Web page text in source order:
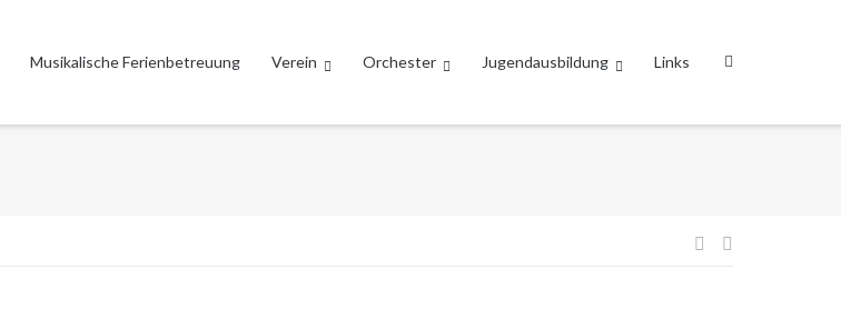
Musikalische Ferienbetreuung Verein Orchester Jugendausbildung Links